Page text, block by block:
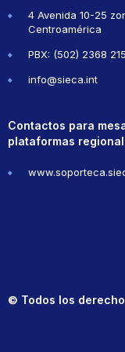
4 Avenida 10-25
Centroamérica
PBX: (502) 2368
info@sieca.int
Contactos para
plataformas
© Todos los